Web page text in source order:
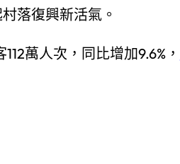
落復興新活氣。
萬人次，同比增加9.6%，